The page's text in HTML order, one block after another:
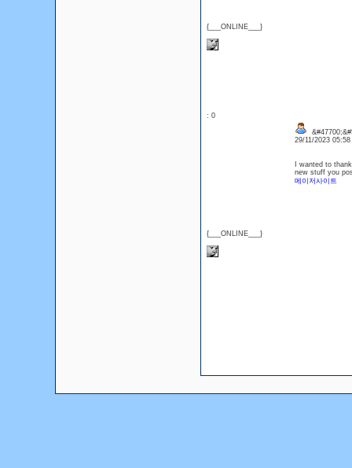
{___ONLINE___}
: 0
{___ONLINE___}
29/11/2023
I wanted to
new stuff you
메이저사이트